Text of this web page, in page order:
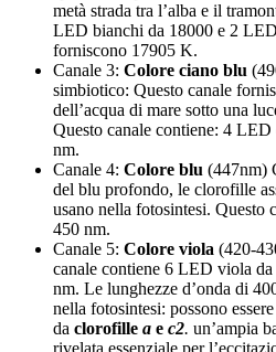
metà strada tra l’alba e il
LED bianchi da 18000 e 2
forniscono 17905 K.
Canale 3: Colore ciano blu
simbiotico: Questo canale
dell’acqua di mare sotto una
Questo canale contiene: 4
nm.
Canale 4: Colore blu (447nm)
del blu profondo, le clorofille
usano nella fotosintesi. Questo
450 nm.
Canale 5: Colore viola (420-
canale contiene 6 LED viola
nm. Le lunghezze d’onda di
nella fotosintesi: possono
da clorofille a e c2. un’ampia